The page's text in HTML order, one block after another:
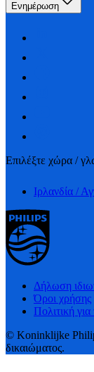
Ενημέρωση
Επιλέξτε χώρα /
Ιρλανδία /
Δήλωση
Όροι χρήσης
Πολιτική
© Koninklijke
δικαιώματος.